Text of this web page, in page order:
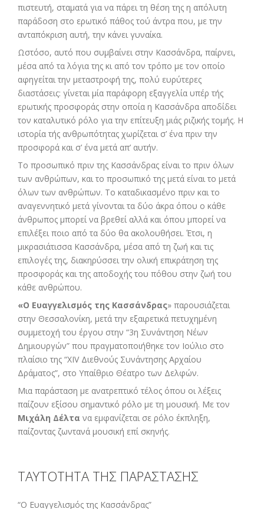
πιστευτή, σταματά για να πάρει τη θέση της η απόλυτη
παράδοση στο ερωτικό πάθος τού άντρα που, με την
ανταπόκριση αυτή, την κάνει γυναίκα.
Ωστόσο, αυτό που συμβαίνει στην Κασσάνδρα, παίρνει,
μέσα από τα λόγια της κι από τον τρόπο με τον οποίο
αφηγείται την μεταστροφή της, πολύ ευρύτερες
διαστάσεις: γίνεται μία παράφορη εξαγγελία υπέρ τής
ερωτικής προσφοράς στην οποία η Κασσάνδρα αποδίδει
τον καταλυτικό ρόλο για την επίτευξη μιάς ριζικής τομής. Η
ιστορία τής ανθρωπότητας χωρίζεται σ’ ένα πριν την
προσφορά και σ’ ένα μετά απ’ αυτήν.
Το προσωπικό πριν της Κασσάνδρας είναι το πριν όλων
των ανθρώπων, και το προσωπικό της μετά είναι το μετά
όλων των ανθρώπων. Το καταδικασμένο πριν και το
αναγεννητικό μετά γίνονται τα δύο άκρα όπου ο κάθε
άνθρωπος μπορεί να βρεθεί αλλά και όπου μπορεί να
επιλέξει ποιο από τα δύο θα ακολουθήσει. Έτσι, η
μικρασιάτισσα Κασσάνδρα, μέσα από τη ζωή και τις
επιλογές της, διακηρύσσει την ολική επικράτηση της
προσφοράς και της αποδοχής του πόθου στην ζωή του
κάθε ανθρώπου.
«Ο Ευαγγελισμός της Κασσάνδρας» παρουσιάζεται
στην Θεσσαλονίκη, μετά την εξαιρετικά πετυχημένη
συμμετοχή του έργου στην “3η Συνάντηση Νέων
Δημιουργών” που πραγματοποιήθηκε τον Ιούλιο στο
πλαίσιο της “XIV Διεθνούς Συνάντησης Αρχαίου
Δράματος”, στο Υπαίθριο Θέατρο των Δελφών.
Μια παράσταση με ανατρεπτικό τέλος όπου οι λέξεις
παίζουν εξίσου σημαντικό ρόλο με τη μουσική. Με τον
Μιχάλη Δέλτα να εμφανίζεται σε ρόλο έκπληξη,
παίζοντας ζωντανά μουσική επί σκηνής.
ΤΑΥΤΟΤΗΤΑ ΤΗΣ ΠΑΡΑΣΤΑΣΗΣ
“Ο Ευαγγελισμός της Κασσάνδρας”